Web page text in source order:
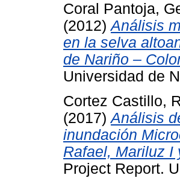
Coral Pantoja,
(2012)Análisis
en la selva
de Nariño –
Universidad de
Cortez Castillo,
(2017)Análisis
inundación
Rafael, Mariluz I
Project Report.